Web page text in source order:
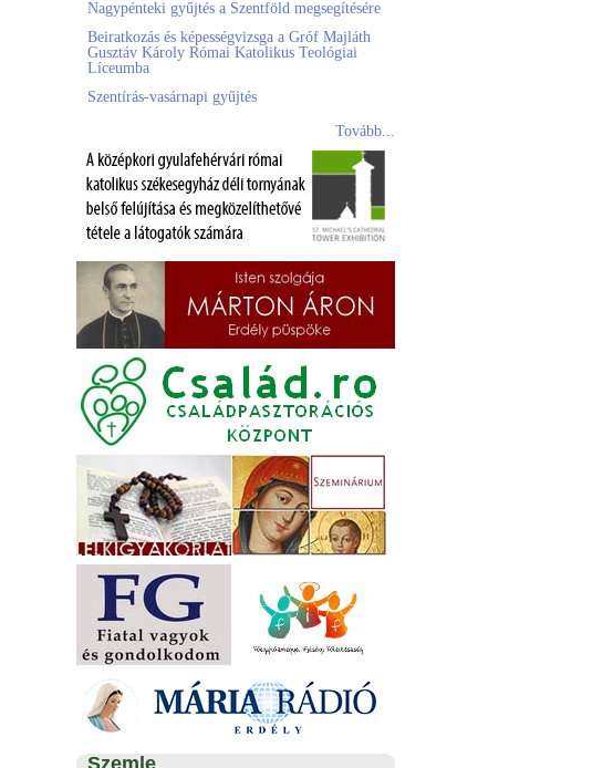
Nagypénteki gyűjtés a Szentföld megsegítésére
Beiratkozás és képességvizsga a Gróf Majláth
Gusztáv Károly Római Katolikus Teológiai
Líceumba
Szentírás-vasárnapi gyűjtés
Tovább...
Szemle